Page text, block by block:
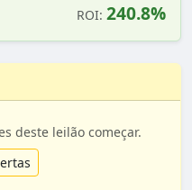
ROI: 240.8%
deste leilão começar.